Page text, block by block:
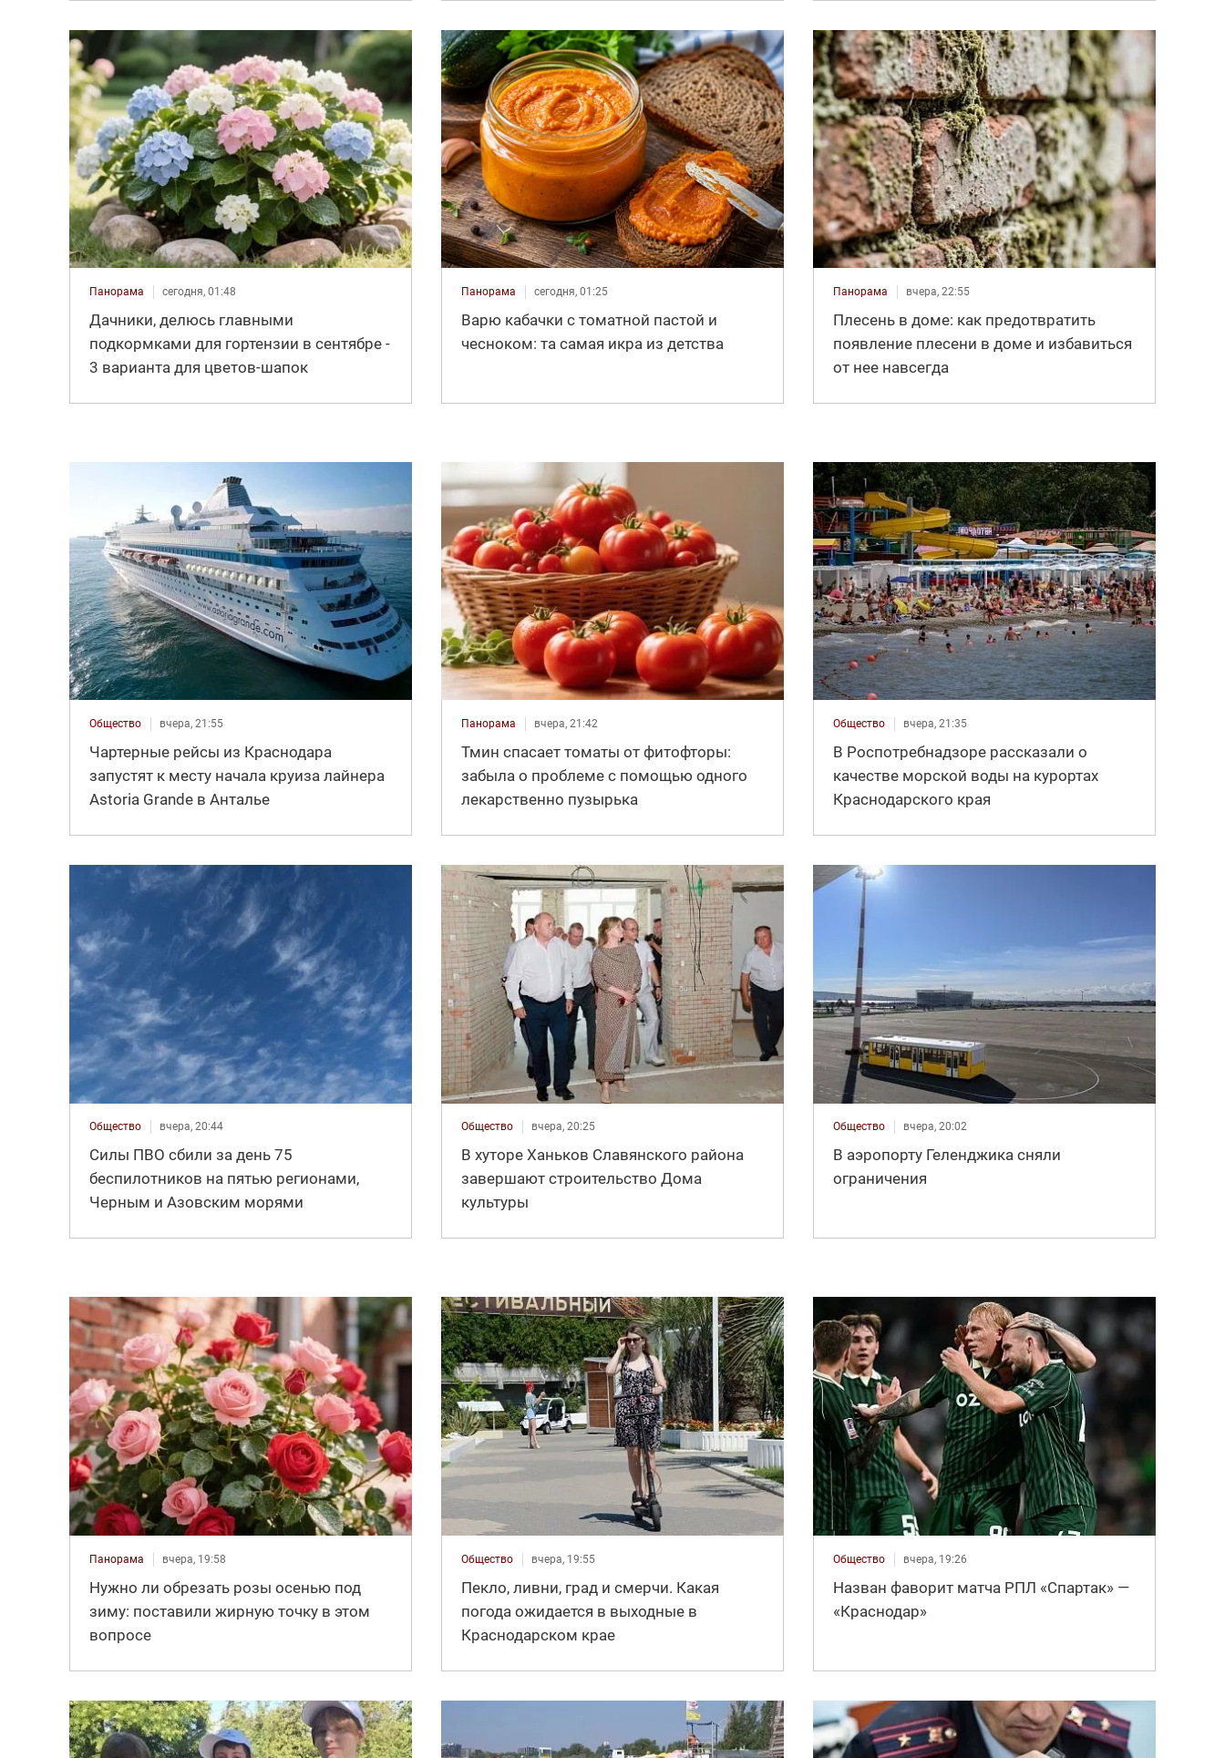
Панорама сегодня, 01:48
Дачники, делюсь главными
подкормками для гортензии в сентябре -
3 варианта для цветов-шапок
Панорама сегодня, 01:25
Варю кабачки с томатной пастой и
чесноком: та самая икра из детства
Панорама вчера, 22:55
Плесень в доме: как предотвратить
появление плесени в доме и избавиться
от нее навсегда
Общество вчера, 21:55
Чартерные рейсы из Краснодара
запустят к месту начала круиза лайнера
Astoria Grande в Анталье
Панорама вчера, 21:42
Тмин спасает томаты от фитофторы:
забыла о проблеме с помощью одного
лекарственно пузырька
Общество вчера, 21:35
В Роспотребнадзоре рассказали о
качестве морской воды на курортах
Краснодарского края
Общество вчера, 20:44
Силы ПВО сбили за день 75
беспилотников на пятью регионами,
Черным и Азовским морями
Общество вчера, 20:25
В хуторе Ханьков Славянского района
завершают строительство Дома
культуры
Общество вчера, 20:02
В аэропорту Геленджика сняли
ограничения
Панорама вчера, 19:58
Нужно ли обрезать розы осенью под
зиму: поставили жирную точку в этом
вопросе
Общество вчера, 19:55
Пекло, ливни, град и смерчи. Какая
погода ожидается в выходные в
Краснодарском крае
Общество вчера, 19:26
Назван фаворит матча РПЛ «Спартак» —
«Краснодар»